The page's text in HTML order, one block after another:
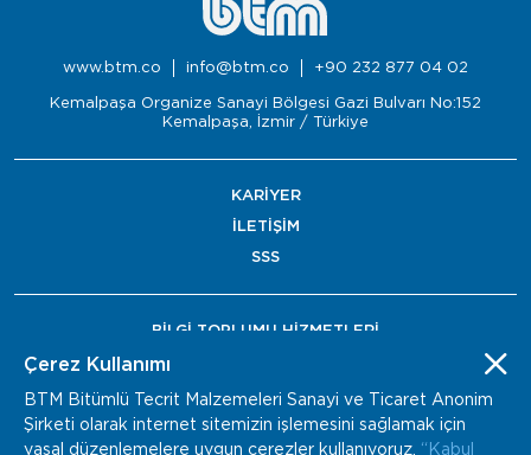
www.btm.co info@btm.co +90 232 877 04 02
Kemalpaşa Organize Sanayi Bölgesi Gazi Bulvarı No:152
Kemalpaşa, İzmir / Türkiye
KARİYER
İLETİŞİM
SSS
BİLGİ TOPLUMU HİZMETLERİ
Çerez Kullanımı
BTM Bitümlü Tecrit Malzemeleri Sanayi ve Ticaret Anonim
Şirketi olarak internet sitemizin işlemesini sağlamak için
yasal düzenlemelere uygun çerezler kullanıyoruz. “Kabul